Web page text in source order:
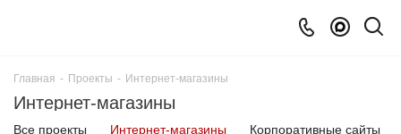
Главная - Проекты - Интернет-магазины
Интернет-магазины
Все проекты Интернет-магазины Корпоративные сайты